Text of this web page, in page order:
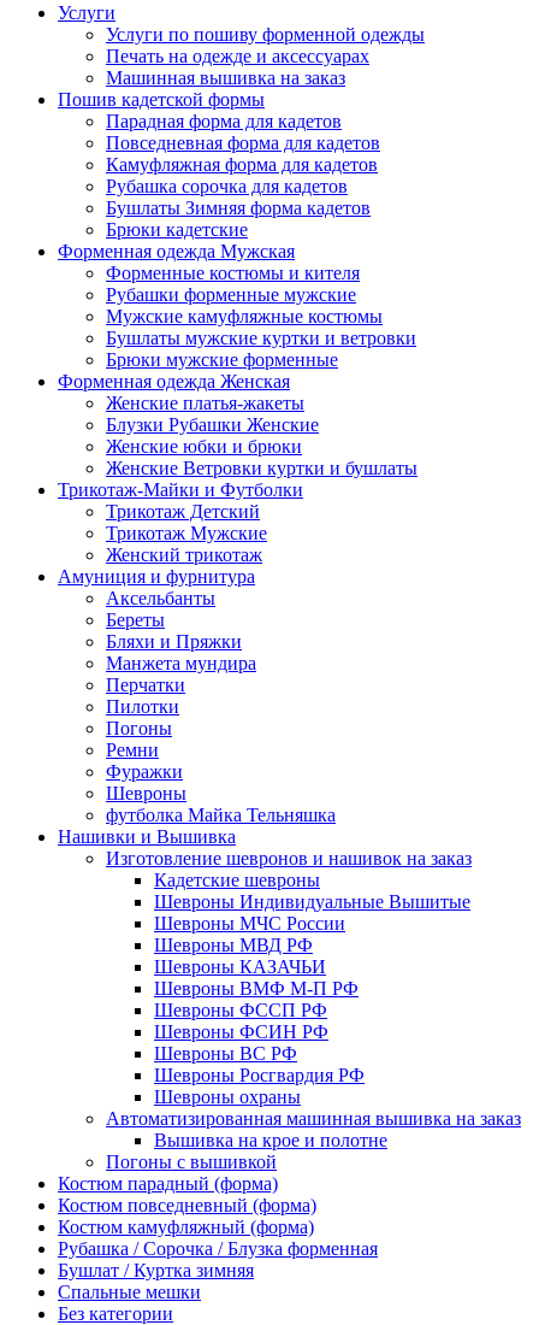
Услуги
Услуги по пошиву форменной одежды
Печать на одежде и аксессуарах
Машинная вышивка на заказ
Пошив кадетской формы
Парадная форма для кадетов
Повседневная форма для кадетов
Камуфляжная форма для кадетов
Рубашка сорочка для кадетов
Бушлаты Зимняя форма кадетов
Брюки кадетские
Форменная одежда Мужская
Форменные костюмы и кителя
Рубашки форменные мужские
Мужские камуфляжные костюмы
Бушлаты мужские куртки и ветровки
Брюки мужские форменные
Форменная одежда Женская
Женские платья-жакеты
Блузки Рубашки Женские
Женские юбки и брюки
Женские Ветровки куртки и бушлаты
Трикотаж-Майки и Футболки
Трикотаж Детский
Трикотаж Мужские
Женский трикотаж
Амуниция и фурнитура
Аксельбанты
Береты
Бляхи и Пряжки
Манжета мундира
Перчатки
Пилотки
Погоны
Ремни
Фуражки
Шевроны
футболка Майка Тельняшка
Нашивки и Вышивка
Изготовление шевронов и нашивок на заказ
Кадетские шевроны
Шевроны Индивидуальные Вышитые
Шевроны МЧС России
Шевроны МВД РФ
Шевроны КАЗАЧЬИ
Шевроны ВМФ М-П РФ
Шевроны ФССП РФ
Шевроны ФСИН РФ
Шевроны ВС РФ
Шевроны Росгвардия РФ
Шевроны охраны
Автоматизированная машинная вышивка на заказ
Вышивка на крое и полотне
Погоны с вышивкой
Костюм парадный (форма)
Костюм повседневный (форма)
Костюм камуфляжный (форма)
Рубашка / Сорочка / Блузка форменная
Бушлат / Куртка зимняя
Спальные мешки
Без категории